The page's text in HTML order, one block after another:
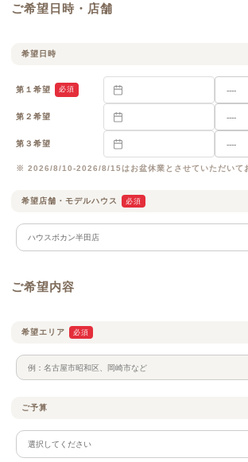
ご希望日時・店舗
希望日時
第１希望 必須
第２希望
第３希望
※ 2026/8/10-2026/8/15はお盆休業とさせていただいて
希望店舗・モデルハウス 必須
ご希望内容
希望エリア 必須
ご予算